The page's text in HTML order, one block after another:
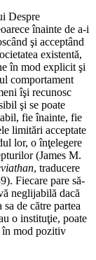
Despre
înainte de a-i
şi acceptând
existentă,
în mod explicit şi
comportament
îşi recunosc
şi se poate
fie înainte, fie
limitări acceptate
lor, o înţelegere
(James M.
, traducere
Fiecare pare să-
neglijabilă dacă
de către partea
o instituţie, poate
în mod pozitiv